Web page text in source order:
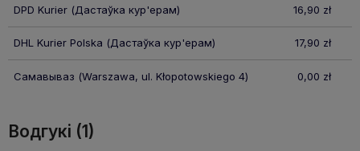
DPD Kurier(Дастаўка кур'ерам) 16,90 zł
DHL Kurier Polska (Дастаўка кур'ерам) 17,90 zł
Самавываз (Warszawa, ul. Kłopotowskiego 4) 0,00 zł
Водгукі (1)